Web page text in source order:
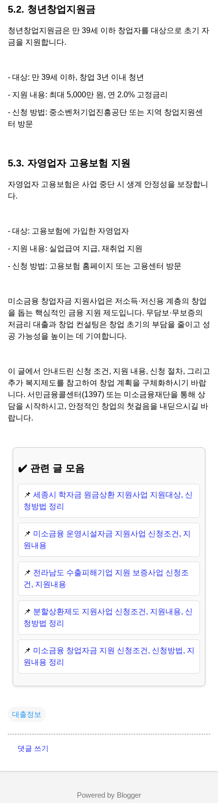
5.2. 청년창업지원금
청년창업지원금은 만 39세 이하 창업자를 대상으로 초기 자
금을 지원합니다.
- 대상: 만 39세 이하, 창업 3년 이내 청년
- 지원 내용: 최대 5,000만 원, 연 2.0% 고정금리
- 신청 방법: 중소벤처기업진흥공단 또는 지역 창업지원센
터 방문
5.3. 자영업자 고용보험 지원
자영업자 고용보험은 사업 중단 시 생계 안정성을 보장합니
다.
- 대상: 고용보험에 가입한 자영업자
- 지원 내용: 실업급여 지급, 재취업 지원
- 신청 방법: 고용보험 홈페이지 또는 고용센터 방문
미소금융 창업자금 지원사업은 저소득·저신용 계층의 창업
을 돕는 핵심적인 금융 지원 제도입니다. 무담보·무보증의
저금리 대출과 창업 컨설팅은 창업 초기의 부담을 줄이고 성
공 가능성을 높이는 데 기여합니다.
이 글에서 안내드린 신청 조건, 지원 내용, 신청 절차, 그리고
추가 복지제도를 참고하여 창업 계획을 구체화하시기 바랍
니다. 서민금융콜센터(1397) 또는 미소금융재단을 통해 상
담을 시작하시고, 안정적인 창업의 첫걸음을 내딛으시길 바
랍니다.
✔️ 관련 글 모음
📌 세종시 학자금 원금상환 지원사업 지원대상, 신
청방법 정리
📌 미소금융 운영시설자금 지원사업 신청조건, 지
원내용
📌 전라남도 수출피해기업 지원 보증사업 신청조
건, 지원내용
📌 분할상환제도 지원사업 신청조건, 지원내용, 신
청방법 정리
📌 미소금융 창업자금 지원 신청조건, 신청방법, 지
원내용 정리
대출정보
글
댓글 쓰기
Powered by Blogger